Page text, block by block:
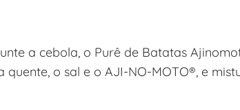
a cebola, o Purê de Batatas
o sal e o AJI-NO-MOTO®, e